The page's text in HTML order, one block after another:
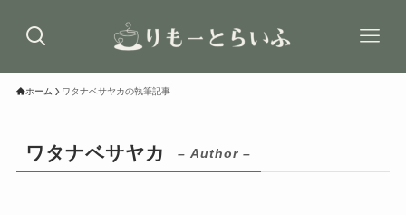
ホーム ワタナベサヤカの執筆記事
ワタナベサヤカ – Author –